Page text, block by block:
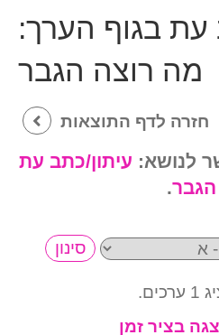
עת בגוף הערך:
מה רוצה הגבר
חזרה לדף התוצאות
עיתון/כתב עת
.
בציר זמן